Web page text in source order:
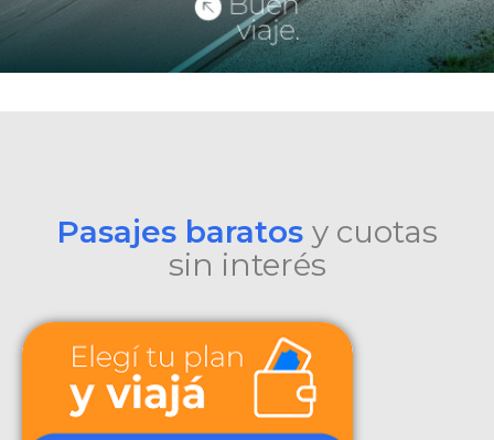
Pasajes baratos y cuotas
sin interés